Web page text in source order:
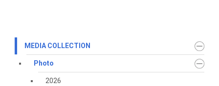
MEDIA COLLECTION
Photo
2026